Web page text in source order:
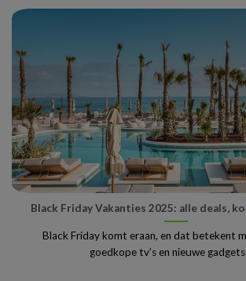
Black Friday Vakanties 2025: alle deals,
Black Friday komt eraan, en dat betekent
goedkope tv’s en nieuwe